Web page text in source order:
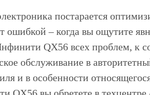
постарается
ошибкой – когда вы ощутите
QX56 всех проблем, к
обслуживание в
и в особенности
QX56 вы обретете в